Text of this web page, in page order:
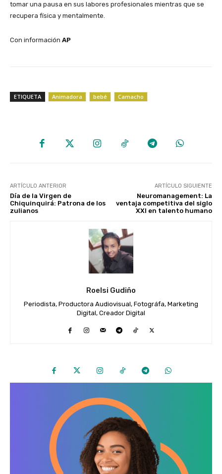
tomar una pausa en sus labores profesionales mientras que se
recupera física y mentalmente.
Con información AP
ETIQUETA Animadora bebé Camacho
ARTÍCULO ANTERIOR
Día de la Virgen de
Chiquinquirá: Patrona de los
zulianos
ARTÍCULO SIGUIENTE
Neuromanagement: La
ventaja competitiva del siglo
XXI en talento humano
Roelsi Gudiño
Periodista, Productora Audiovisual, Fotográfa, Marketing
Digital, Creador Digital